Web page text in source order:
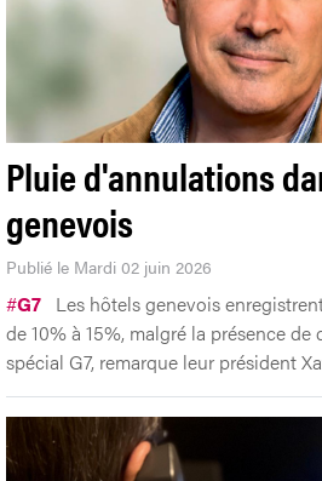
Pluie d'annulations
genevois
Publié le Mardi 02 juin 2026
#G7 Les hôtels genevois
de 10% à 15%, malgré la présence
spécial G7, remarque leur président